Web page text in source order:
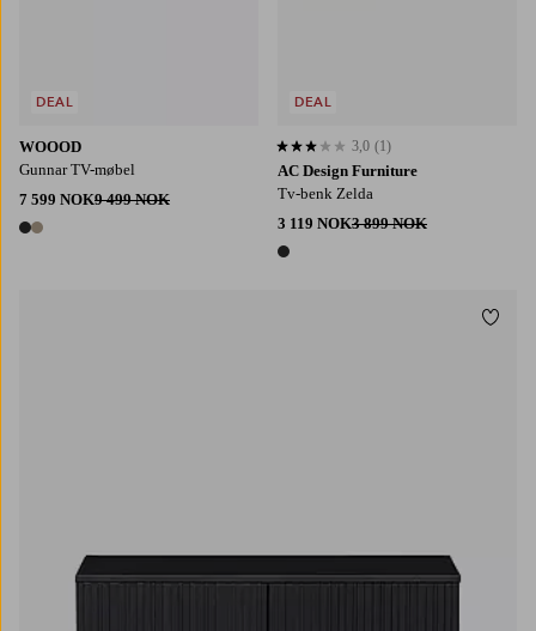
WOOOD
Gunnar TV-møbel
7 599 NOK9 499 NOK
2 farger
DEAL
AC Design Furniture
Tv-benk Zelda
3 119 NOK3 899 NOK
1 farge
3,0 basert på 1 karaktergivninger
3,0 (1)
DEAL